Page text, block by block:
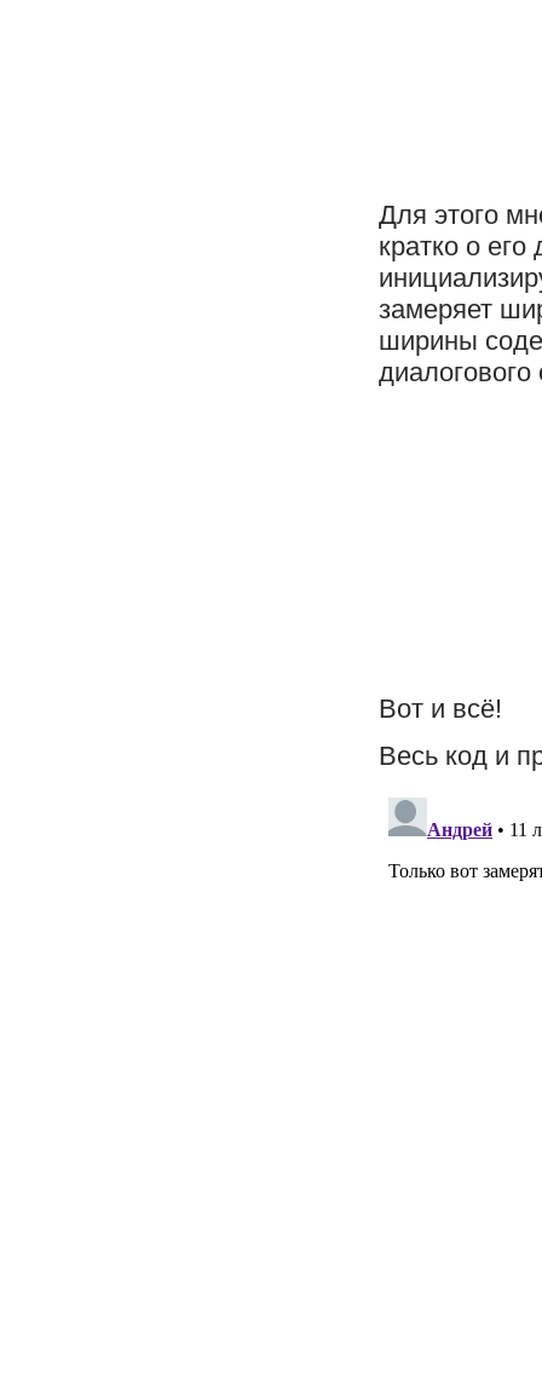
Для этого
кратко о его
замеряет
ширины
диалогового
Вот и всё!
Весь код и